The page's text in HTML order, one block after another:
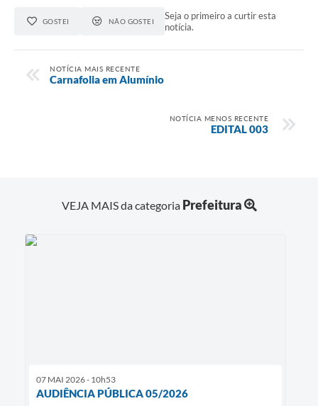
GOSTEI NÃO GOSTEI
Seja o primeiro a curtir esta
notícia.
NOTÍCIA MAIS RECENTE
Carnafolia em Alumínio
NOTÍCIA MENOS RECENTE
EDITAL 003
VEJA MAIS da categoria Prefeitura
07 MAI 2026 - 10h53
AUDIÊNCIA PÚBLICA 05/2026